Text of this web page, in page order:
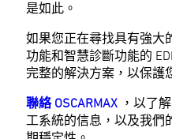
是如此。
如果您正在尋找具有強大
功能和智慧診斷功能的
完整的解決方案，以保護
聯絡 OSCARMAX ，以了
工系統的信息，以及我們